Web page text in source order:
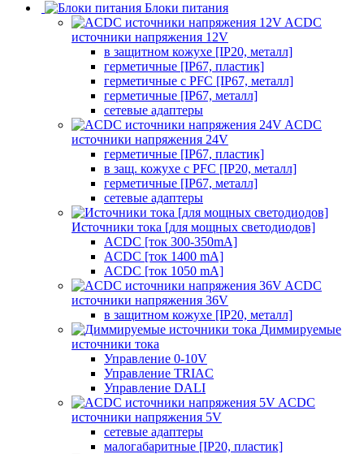
Блоки питания
ACDC
источники напряжения 12V
в защитном кожухе [IP20, металл]
герметичные [IP67, пластик]
герметичные с PFC [IP67, металл]
герметичные [IP67, металл]
сетевые адаптеры
ACDC
источники напряжения 24V
герметичные [IP67, пластик]
в защ. кожухе с PFC [IP20, металл]
герметичные [IP67, металл]
сетевые адаптеры
Источники тока [для мощных светодиодов]
ACDC [ток 300-350mA]
ACDC [ток 1400 mA]
ACDC [ток 1050 mA]
ACDC
источники напряжения 36V
в защитном кожухе [IP20, металл]
Диммируемые
источники тока
Управление 0-10V
Управление TRIAC
Управление DALI
ACDC
источники напряжения 5V
сетевые адаптеры
малогабаритные [IP20, пластик]